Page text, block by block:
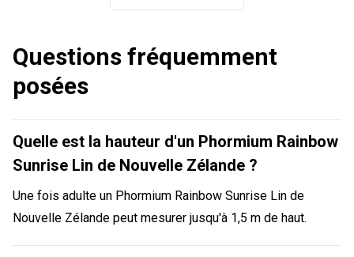
Questions fréquemment
posées
Quelle est la hauteur d'un Phormium Rainbow
Sunrise Lin de Nouvelle Zélande ?
Une fois adulte un Phormium Rainbow Sunrise Lin de
Nouvelle Zélande peut mesurer jusqu'à 1,5 m de haut.